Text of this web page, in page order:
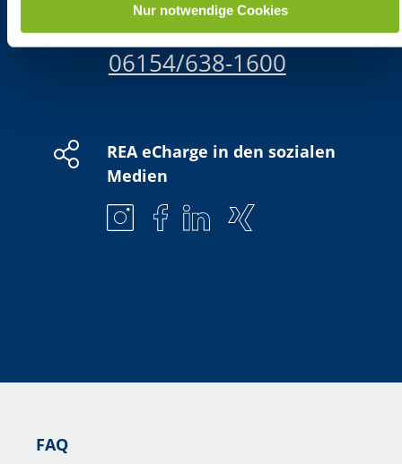
im Rahmen Ihrer Nutzung der Dienste gesammelt haben.
Nur notwendige Cookies
zuverlässig 24/7 erreichbar:
06154/638-1600
REA eCharge in den sozialen
Medien
FAQ